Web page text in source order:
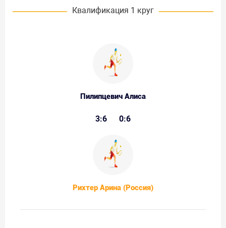
Квалификация 1 круг
Пилипцевич Алиса
3:6 0:6
Рихтер Арина (Россия)